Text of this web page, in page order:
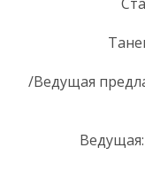
/Ведущая